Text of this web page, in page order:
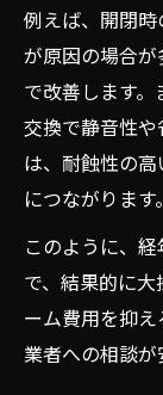
例えば、開閉
が原因の場合
で改善します
交換で静音性
は、耐蝕性の
につながります。
このように、
で、結果的に
ーム費用を抑
業者への相談が